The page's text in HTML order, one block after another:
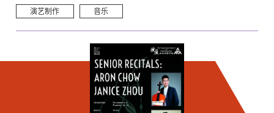
演艺制作 音乐